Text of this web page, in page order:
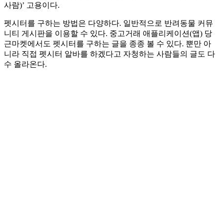
사람)’ 고용이다.
펫시터를 구하는 방법은 다양하다. 일반적으로 반려동물 커뮤
니티 게시판을 이용할 수 있다. 중고거래 애플리케이션(앱) 당
근마켓에서도 펫시터를 구하는 글을 종종 볼 수 있다. 뿐만 아
니라 직접 펫시터 알바를 하겠다고 자청하는 사람들의 글도 다
수 올라온다.